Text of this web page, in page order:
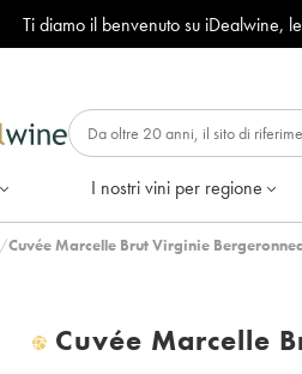
Ti diamo il benvenuto su iDealwine,
I nostri vini per regione
/Cuvée Marcelle Brut Virginie
H Cuvée Marcelle